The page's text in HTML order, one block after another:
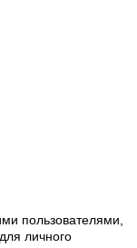
пользователями,
личного